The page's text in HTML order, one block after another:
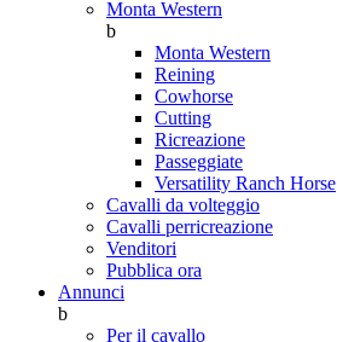
Monta Western
b
Monta Western
Reining
Cowhorse
Cutting
Ricreazione
Passeggiate
Versatility Ranch Horse
Cavalli da volteggio
Cavalli perricreazione
Venditori
Pubblica ora
Annunci
b
Per il cavallo